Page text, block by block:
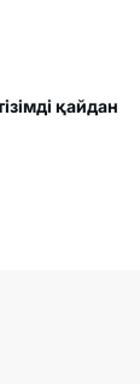
қайдан